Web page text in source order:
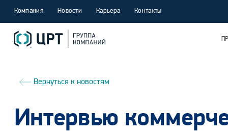
Компания Новости Карьера Контакты
Вернуться к новостям
Интервью